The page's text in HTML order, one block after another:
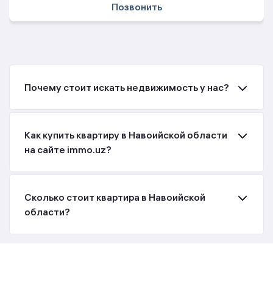
Позвонить
Почему стоит искать недвижимость у нас?
Как купить квартиру в Навоийской области
на сайте immo.uz?
Сколько стоит квартира в Навоийской
области?